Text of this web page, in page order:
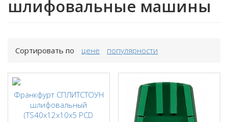
шлифовальные машины
Сортировать по цене популярности
Франкфурт СПЛИТСТОУН
шлифовальный
(TS40х12х10х5 PCD